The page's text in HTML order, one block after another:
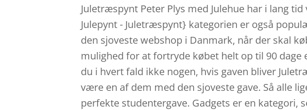
Juletræspynt Peter Plys med Julehue har i lang
Julepynt - Juletræspynt} kategorien er også
den sjoveste webshop i Danmark, når der skal
mulighed for at fortryde købet helt op til 90
du i hvert fald ikke nogen, hvis gaven bliver
være en af dem med den sjoveste gave. Så alle
perfekte studentergave. Gadgets er en kategori,